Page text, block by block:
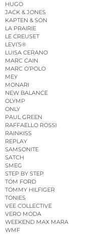
HUGO
JACK & JONES
KAPTEN & SON
LA PRAIRIE
LE CREUSET
LEVI’S®
LUISA CERANO
MARC CAIN
MARC O’POLO
MEY
MONARI
NEW BALANCE
OLYMP
ONLY
PAUL GREEN
RAFFAELLO ROSSI
RAINKISS
REPLAY
SAMSONITE
SATCH
SMEG
STEP BY STEP
TOM FORD
TOMMY HILFIGER
TONIES
VEE COLLECTIVE
VERO MODA
WEEKEND MAX MARA
WMF